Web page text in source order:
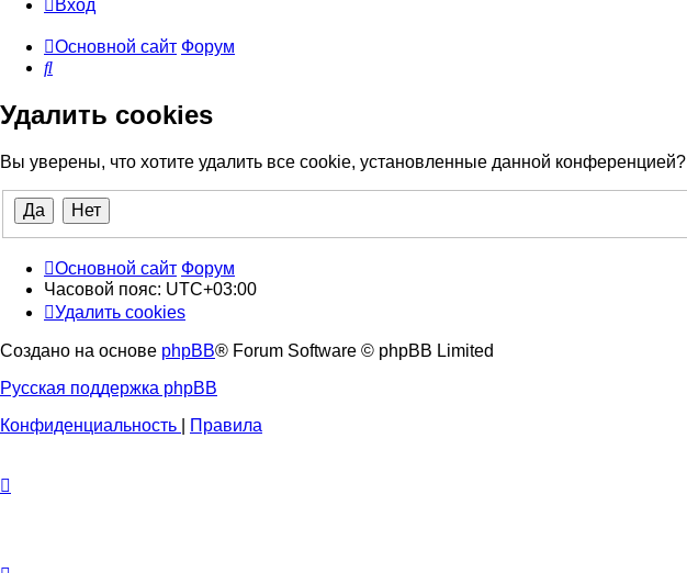
Вход
Основной сайт Форум
Поиск
Удалить cookies
Вы уверены, что хотите удалить все cookie, установленные данной конференцией?
Основной сайт Форум
Часовой пояс: UTC+03:00
Удалить cookies
Создано на основе phpBB® Forum Software © phpBB Limited
Русская поддержка phpBB
Конфиденциальность
Правила